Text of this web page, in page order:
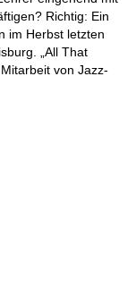
Richtig: Ein
im Herbst letzten
„All That
von Jazz-